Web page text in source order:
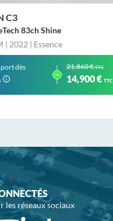
C3
83ch Shine
| 2022 | Essence
dès
ou
21,860 €TTC
14,900 € TTC
les réseaux sociaux